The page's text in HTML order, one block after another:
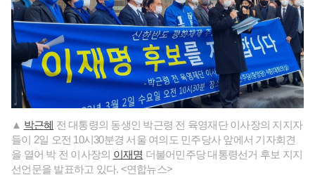
▲ 박근혜 전 대통령의 동생인 박근령 전 육영재단 이사장의 지지자
들이 2일 오전 10시30분경 서울 여의도 민주당사 앞에서 기자회견
을 열어 박 전 이사장의 이재명 더불어민주당 대통령선거 후보 지지
선언문을 발표하고 있다. <연합뉴스>